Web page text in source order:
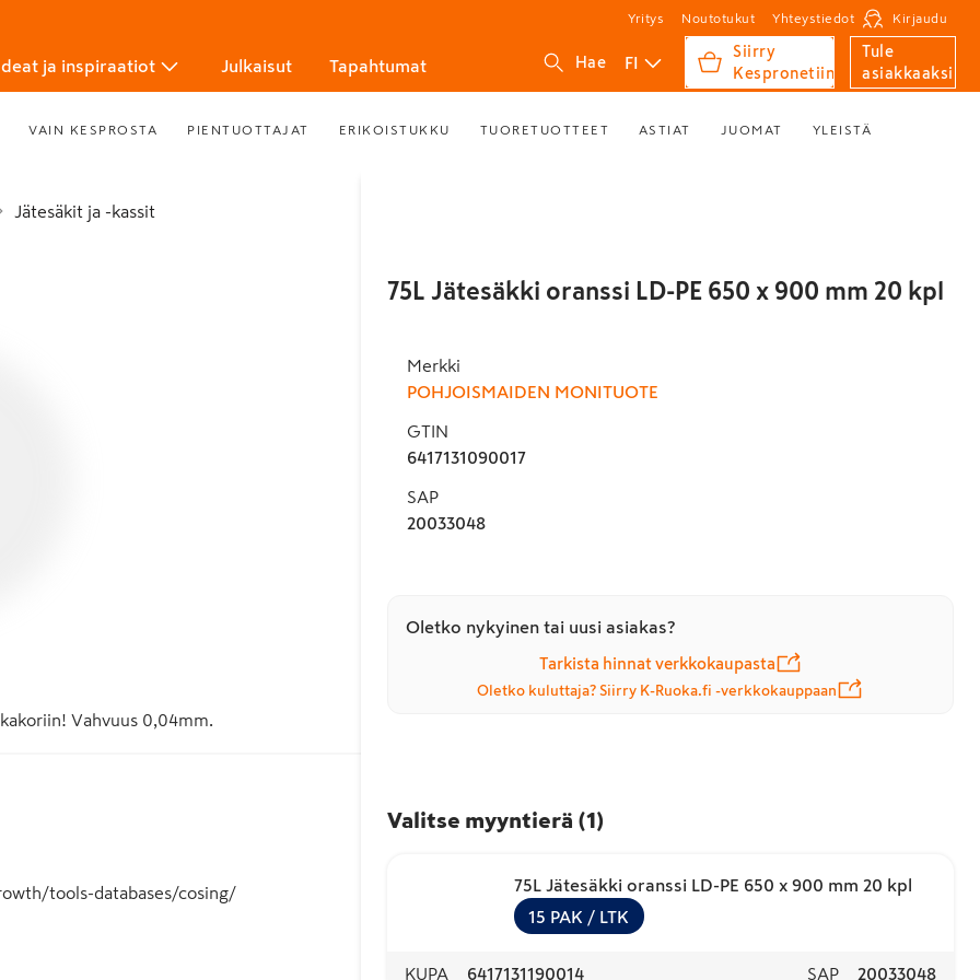
Yritys Noutotukut Yhteystiedot Kirjaudu
ja inspiraatiot Julkaisut Tapahtumat Hae FI
Siirry
Kespronetiin
Tule
asiakkaaksi
VAIN KESPROSTA PIENTUOTTAJAT ERIKOISTUKKU TUORETUOTTEET ASTIAT JUOMAT YLEISTÄ
Jätesäkit ja -kassit
Vahvuus 0,04mm.
tools-databases/cosing/
75L Jätesäkki oranssi LD-PE 650 x 900 mm 20 kpl
Merkki
POHJOISMAIDEN MONITUOTE
GTIN
6417131090017
SAP
20033048
Oletko nykyinen tai uusi asiakas?
Tarkista hinnat verkkokaupasta
Oletko kuluttaja? Siirry K-Ruoka.fi -verkkokauppaan
Valitse myyntierä (1 )
75L Jätesäkki oranssi LD-PE 650 x 900 mm 20 kpl
15 PAK / LTK
KUPA 6417131190014 SAP 20033048